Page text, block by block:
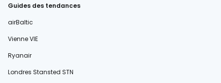
Guides des tendances
airBaltic
Vienne VIE
Ryanair
Londres Stansted STN